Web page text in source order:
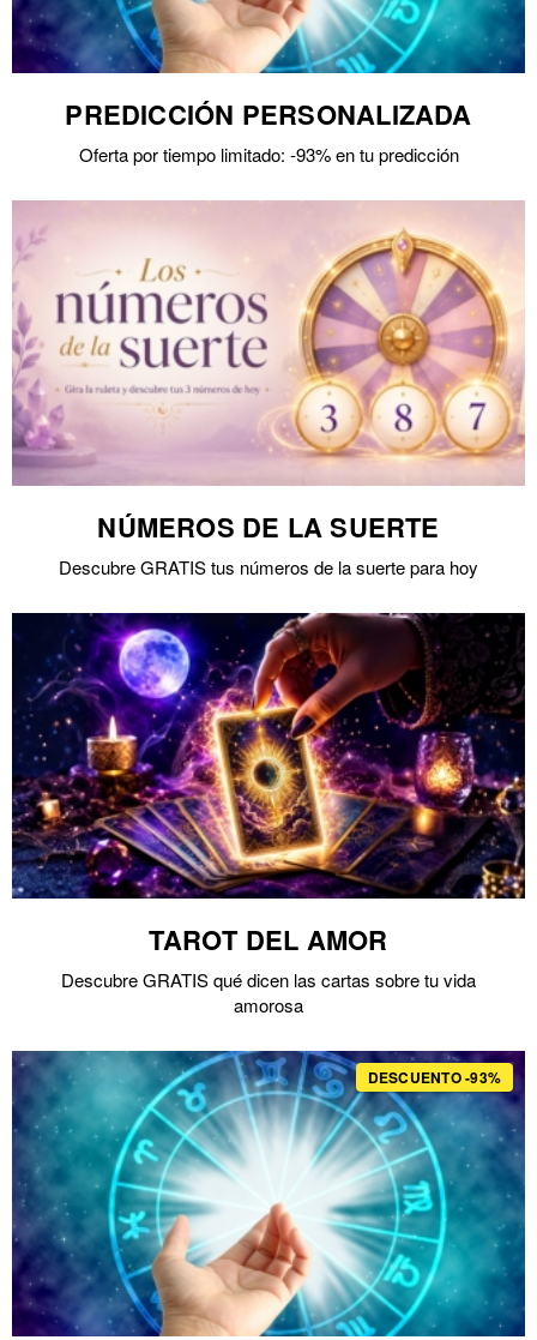
PREDICCIÓN PERSONALIZADA
Oferta por tiempo limitado: -93% en tu predicción
NÚMEROS DE LA SUERTE
Descubre GRATIS tus números de la suerte para hoy
TAROT DEL AMOR
Descubre GRATIS qué dicen las cartas sobre tu vida
amorosa
DESCUENTO -93%